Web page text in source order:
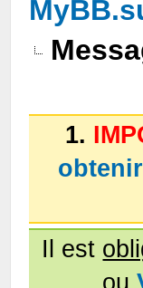
1.
Il est
ou